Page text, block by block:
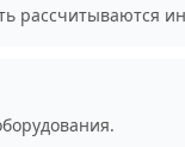
рассчитываются